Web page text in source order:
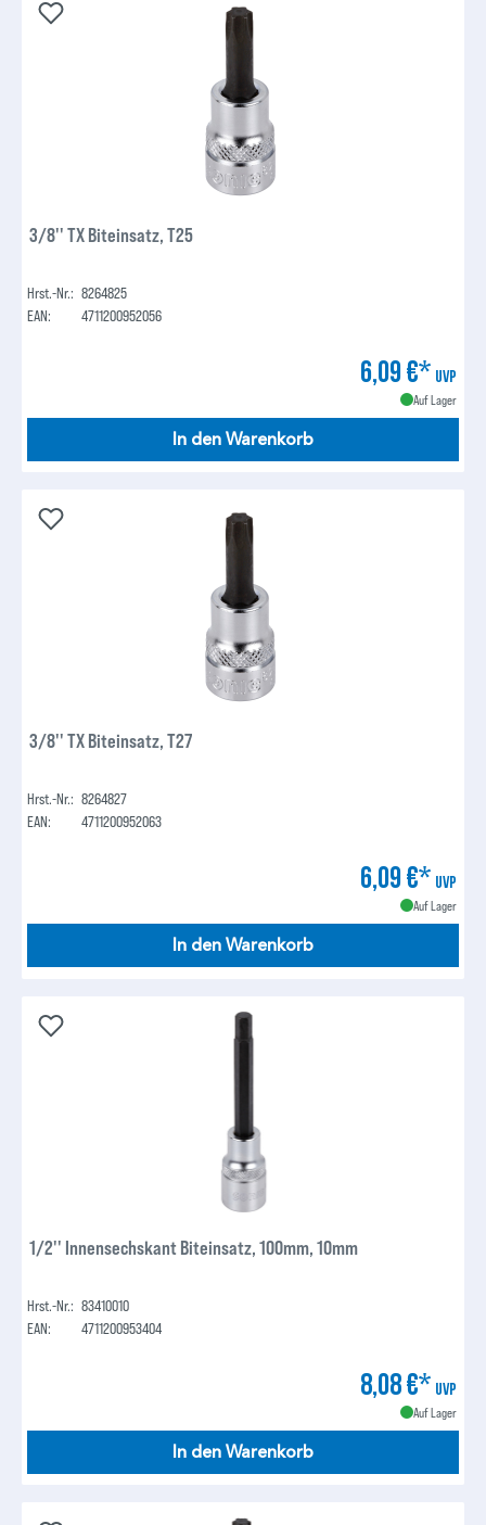
3/8'' TX Biteinsatz, T25
Hrst.-Nr.: 8264825
EAN:
4711200952056
6,09 €* UVP
Auf Lager
In den Warenkorb
3/8'' TX Biteinsatz, T27
Hrst.-Nr.: 8264827
EAN:
4711200952063
6,09 €* UVP
Auf Lager
In den Warenkorb
1/2'' Innensechskant Biteinsatz, 100mm, 10mm
Hrst.-Nr.: 83410010
EAN:
4711200953404
8,08 €* UVP
Auf Lager
In den Warenkorb